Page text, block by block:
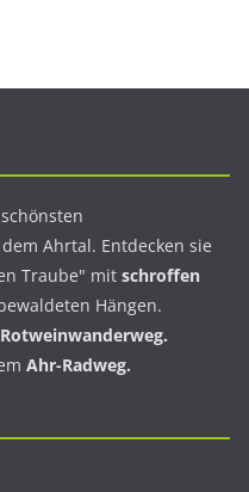
Ahrtal. Entdecken sie
Traube" mit schroffen
Hängen.
Rotweinwanderweg.
Ahr-Radweg.